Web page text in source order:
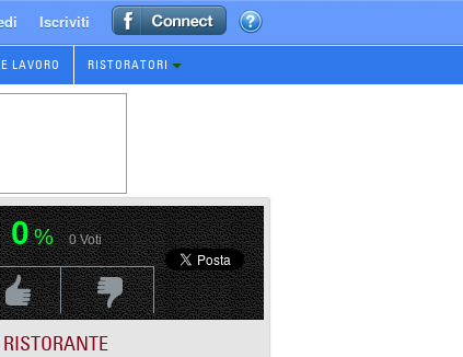
Iscriviti
LAVORO RISTORATORI
0% 0Voti
Voti PositivoVoti Negativo